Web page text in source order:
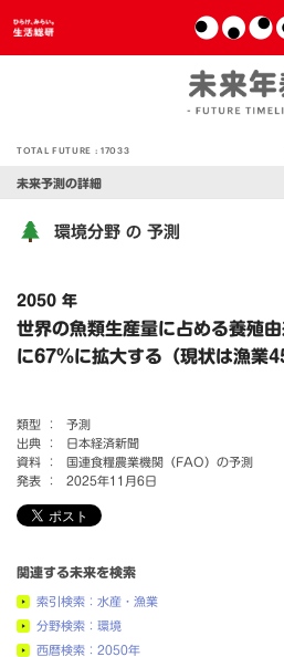
TOTAL FUTURE :17033
未来予測の詳細
環境分野 の 予測
2050 年
世界の魚類生産量に占める養殖
に67％に拡大する（現状は漁業
類型 ：
予測
出典 ：
日本経済新聞
資料 ：
国連食糧農業機関（FAO）の予測
発表 ：
2025年11月6日
関連する未来を検索
索引検索：水産・漁業
分野検索：環境
西暦検索：2050年